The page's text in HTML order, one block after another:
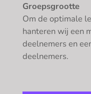
Groepsgrootte
Om de optimale
hanteren wij een
deelnemers en
deelnemers.